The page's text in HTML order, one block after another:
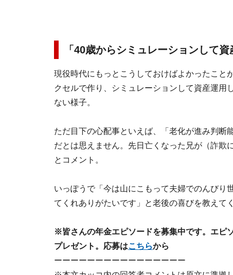
「40歳からシミュレーションして資
現役時代にもっとこうしておけばよかったこと
クセルで作り、シミュレーションして資産運用
ない様子。
ただ目下の心配事といえば、「老化が進み判断
だとは思えません。先日亡くなった兄が（詐欺
とコメント。
いっぽうで「今は山にこもって夫婦でのんびり
てくれありがたいです」と老後の喜びを教えて
※皆さんの年金エピソードを募集中です。エピ
プレゼント。応募はこちらから
ーーーーーーーーーーーーーーーー